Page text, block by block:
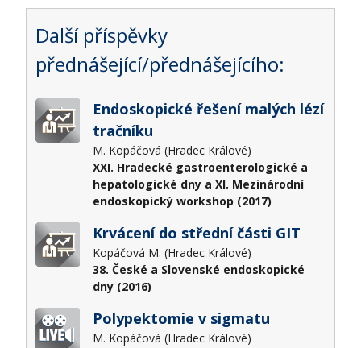
Další příspěvky
přednášející/přednášejícího:
Endoskopické řešení malých lézí
tračníku
M. Kopáčová (Hradec Králové)
XXI. Hradecké gastroenterologické a
hepatologické dny a XI. Mezinárodní
endoskopický workshop (2017)
Krvácení do střední části GIT
Kopáčová M. (Hradec Králové)
38. České a Slovenské endoskopické
dny (2016)
Polypektomie v sigmatu
M. Kopáčová (Hradec Králové)